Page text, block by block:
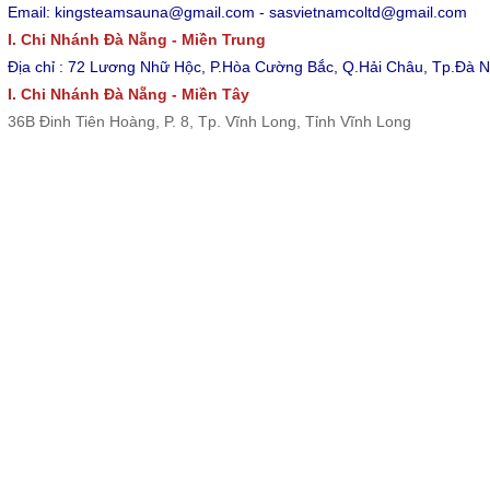
Email: kingsteamsauna@gmail.com - sasvietnamcoltd@gmail.com
I. Chi Nhánh Đà Nẵng - Miền Trung
Địa chỉ : 72 Lương Nhữ Hộc, P.Hòa Cường Bắc, Q.Hải Châu, Tp.Đà
I. Chi Nhánh Đà Nẵng - Miền Tây
36B Đinh Tiên Hoàng, P. 8, Tp. Vĩnh Long, Tỉnh Vĩnh Long